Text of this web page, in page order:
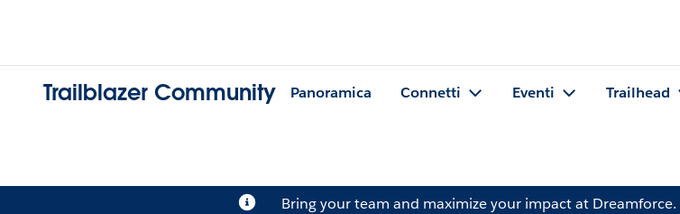
Trailblazer Community Panoramica Connetti Eventi Trailhead
Bring your team and maximize your impact at Dreamforce.